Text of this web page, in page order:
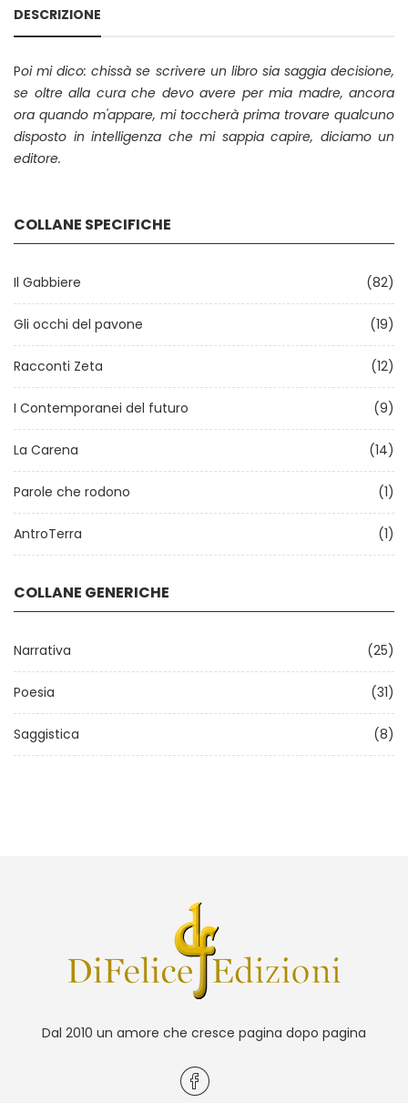
DESCRIZIONE
Poi mi dico: chissà se scrivere un libro sia saggia decisione,
se oltre alla cura che devo avere per mia madre, ancora
ora quando m'appare, mi toccherà prima trovare qualcuno
disposto in intelligenza che mi sappia capire, diciamo un
editore.
COLLANE SPECIFICHE
Il Gabbiere (82)
Gli occhi del pavone (19)
Racconti Zeta (12)
I Contemporanei del futuro (9)
La Carena (14)
Parole che rodono (1)
AntroTerra (1)
COLLANE GENERICHE
Narrativa (25)
Poesia (31)
Saggistica (8)
Dal 2010 un amore che cresce pagina dopo pagina